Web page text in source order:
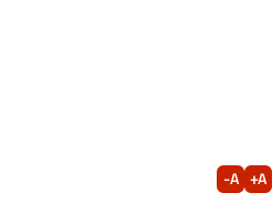
A+
A-